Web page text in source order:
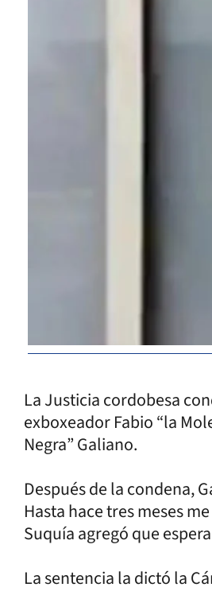
La Justicia cordobesa
exboxeador Fabio “la
Negra” Galiano.
Después de la condena,
Hasta hace tres meses
Suquía agregó que
La sentencia la dictó la